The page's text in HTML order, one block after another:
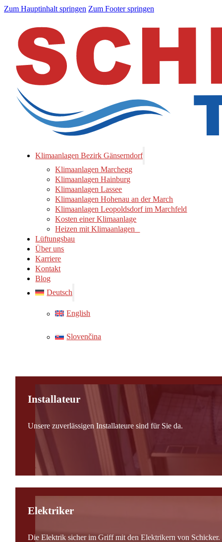
Zum Hauptinhalt springen Zum Footer springen
Klimaanlagen Bezirk Gänserndorf
Klimaanlagen Marchegg
Klimaanlagen Hainburg
Klimaanlagen Lassee
Klimaanlagen Hohenau an der March
Klimaanlagen Leopoldsdorf im Marchfeld
Kosten einer Klimaanlage
Heizen mit Klimaanlagen
Lüftungsbau
Über uns
Karriere
Kontakt
Blog
Deutsch
English
Slovenčina
Installateur
Unsere zuverlässigen Installateure sind für Sie da.
Elektriker
Die Elektrik sicher im Griff mit den Elektrikern von Schicker.